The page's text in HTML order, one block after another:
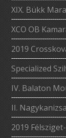
XIX. Bükk
XCO OB
2019
Specialized
IV. Balaton
II.
2019